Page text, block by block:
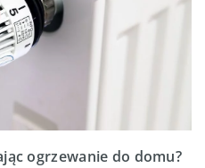
ogrzewanie do domu?